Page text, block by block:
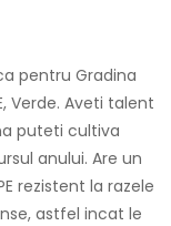
lei.
lei.
pentru Gradina
Verde. Aveti talent
puteti cultiva
anului. Are un
rezistent la razele
astfel incat le